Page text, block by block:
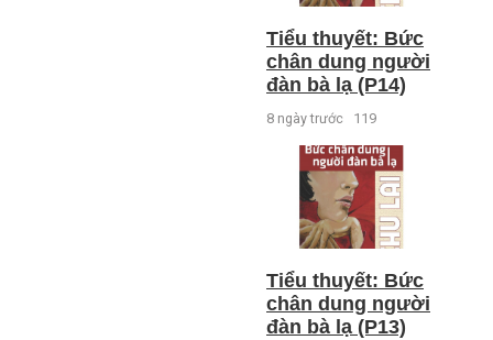
Tiểu thuyết: Bức
chân dung người
đàn bà lạ (P14)
8 ngày trước 119
Tiểu thuyết: Bức
chân dung người
đàn bà lạ (P13)